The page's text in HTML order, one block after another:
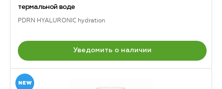
термальной воде
PDRN HYALURONIC hydration
Уведомить о наличии